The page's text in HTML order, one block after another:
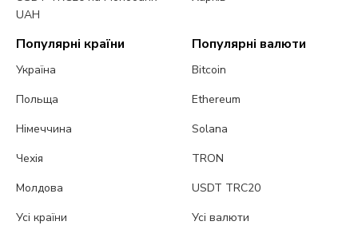
UAH
Популярні країни
Україна
Польща
Німеччина
Чехія
Молдова
Усі країни
Популярні валюти
Bitcoin
Ethereum
Solana
TRON
USDT TRC20
Усі валюти